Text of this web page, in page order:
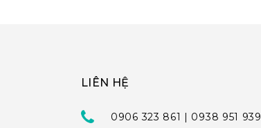
LIÊN HỆ
0906 323 861 | 0938 951 939